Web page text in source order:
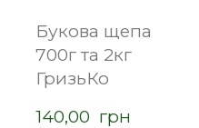
Букова щепа
700г та 2кг
ГризьКо
140,00  грн